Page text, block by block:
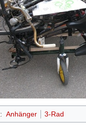
: Anhänger 3-Rad